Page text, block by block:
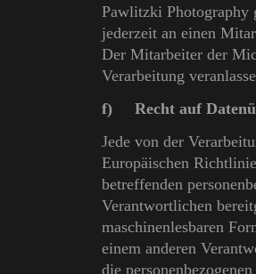
Pawlitzki Photography
jederzeit an einen
Der Mitarbeiter der
Verarbeitung
f) Recht auf
Jede von der
Europäischen
betreffenden
Verantwortlichen
maschinenlesbaren
einem anderen
die